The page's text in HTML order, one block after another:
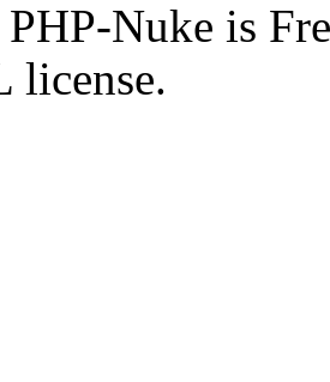
PHP-Nuke is
license.